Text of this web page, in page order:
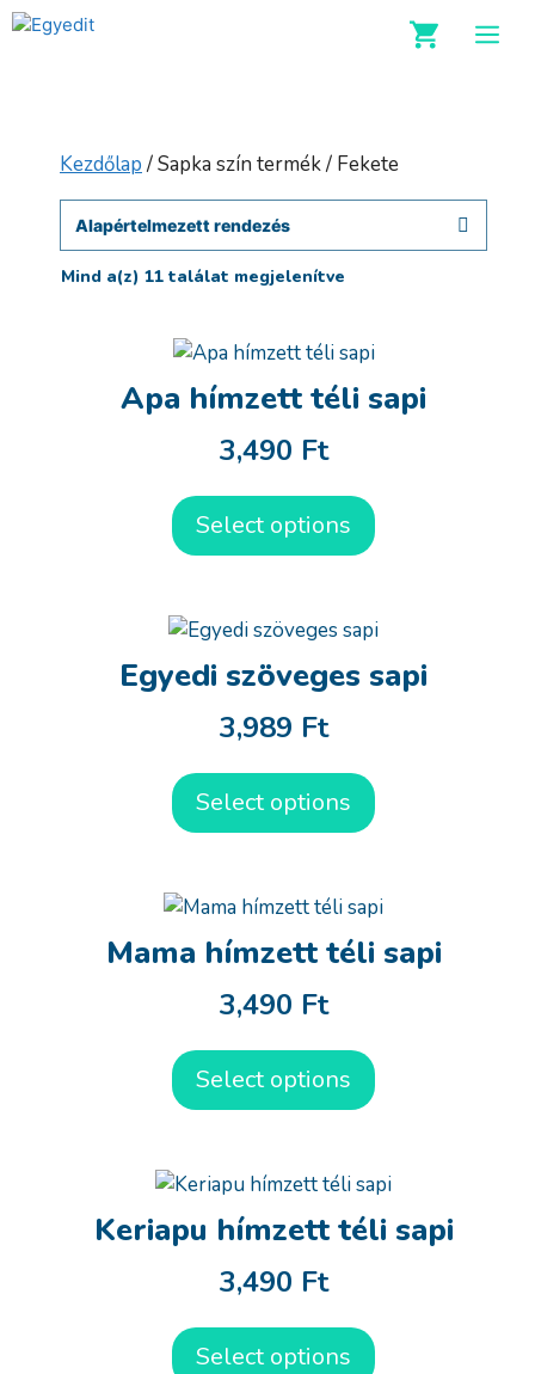
Kilépés
Kezdőlap/ Sapka szín termék / Fekete
Mind a(z) 11 találat megjelenítve
Apa hímzett téli sapi
3,490 Ft
Select options
Egyedi szöveges sapi
3,989 Ft
Select options
Mama hímzett téli sapi
3,490 Ft
Select options
Keriapu hímzett téli sapi
3,490 Ft
Select options